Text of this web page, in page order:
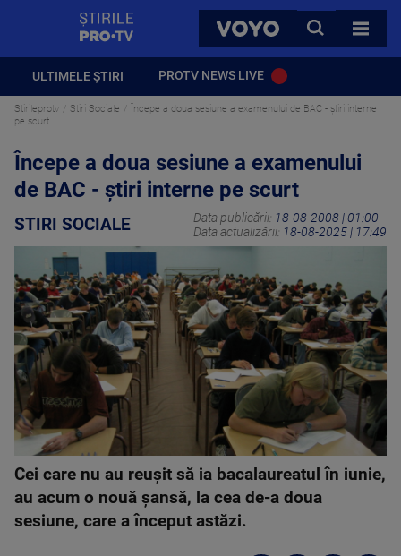
VOYO
CAUTA
TOATE
ULTIMELE ȘTIRI PROTV NEWS LIVE
Stirileprotv Stiri Sociale
Începe a doua sesiune a examenului de BAC - ştiri interne
pe scurt
Începe a doua sesiune a examenului
de BAC - ştiri interne pe scurt
STIRI SOCIALE Data publicării: 18-08-2008 | 01:00
Data actualizării: 18-08-2025 | 17:49
Cei care nu au reuşit să ia bacalaureatul în iunie,
au acum o nouă şansă, la cea de-a doua
sesiune, care a început astăzi.